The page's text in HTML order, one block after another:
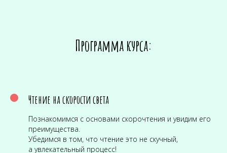
Программа курса:
Чтение на скорости света
Познакомимся с основами скорочтения и увидим его
преимущества.
Убедимся в том, что чтение это не скучный,
а увлекательный процесс!